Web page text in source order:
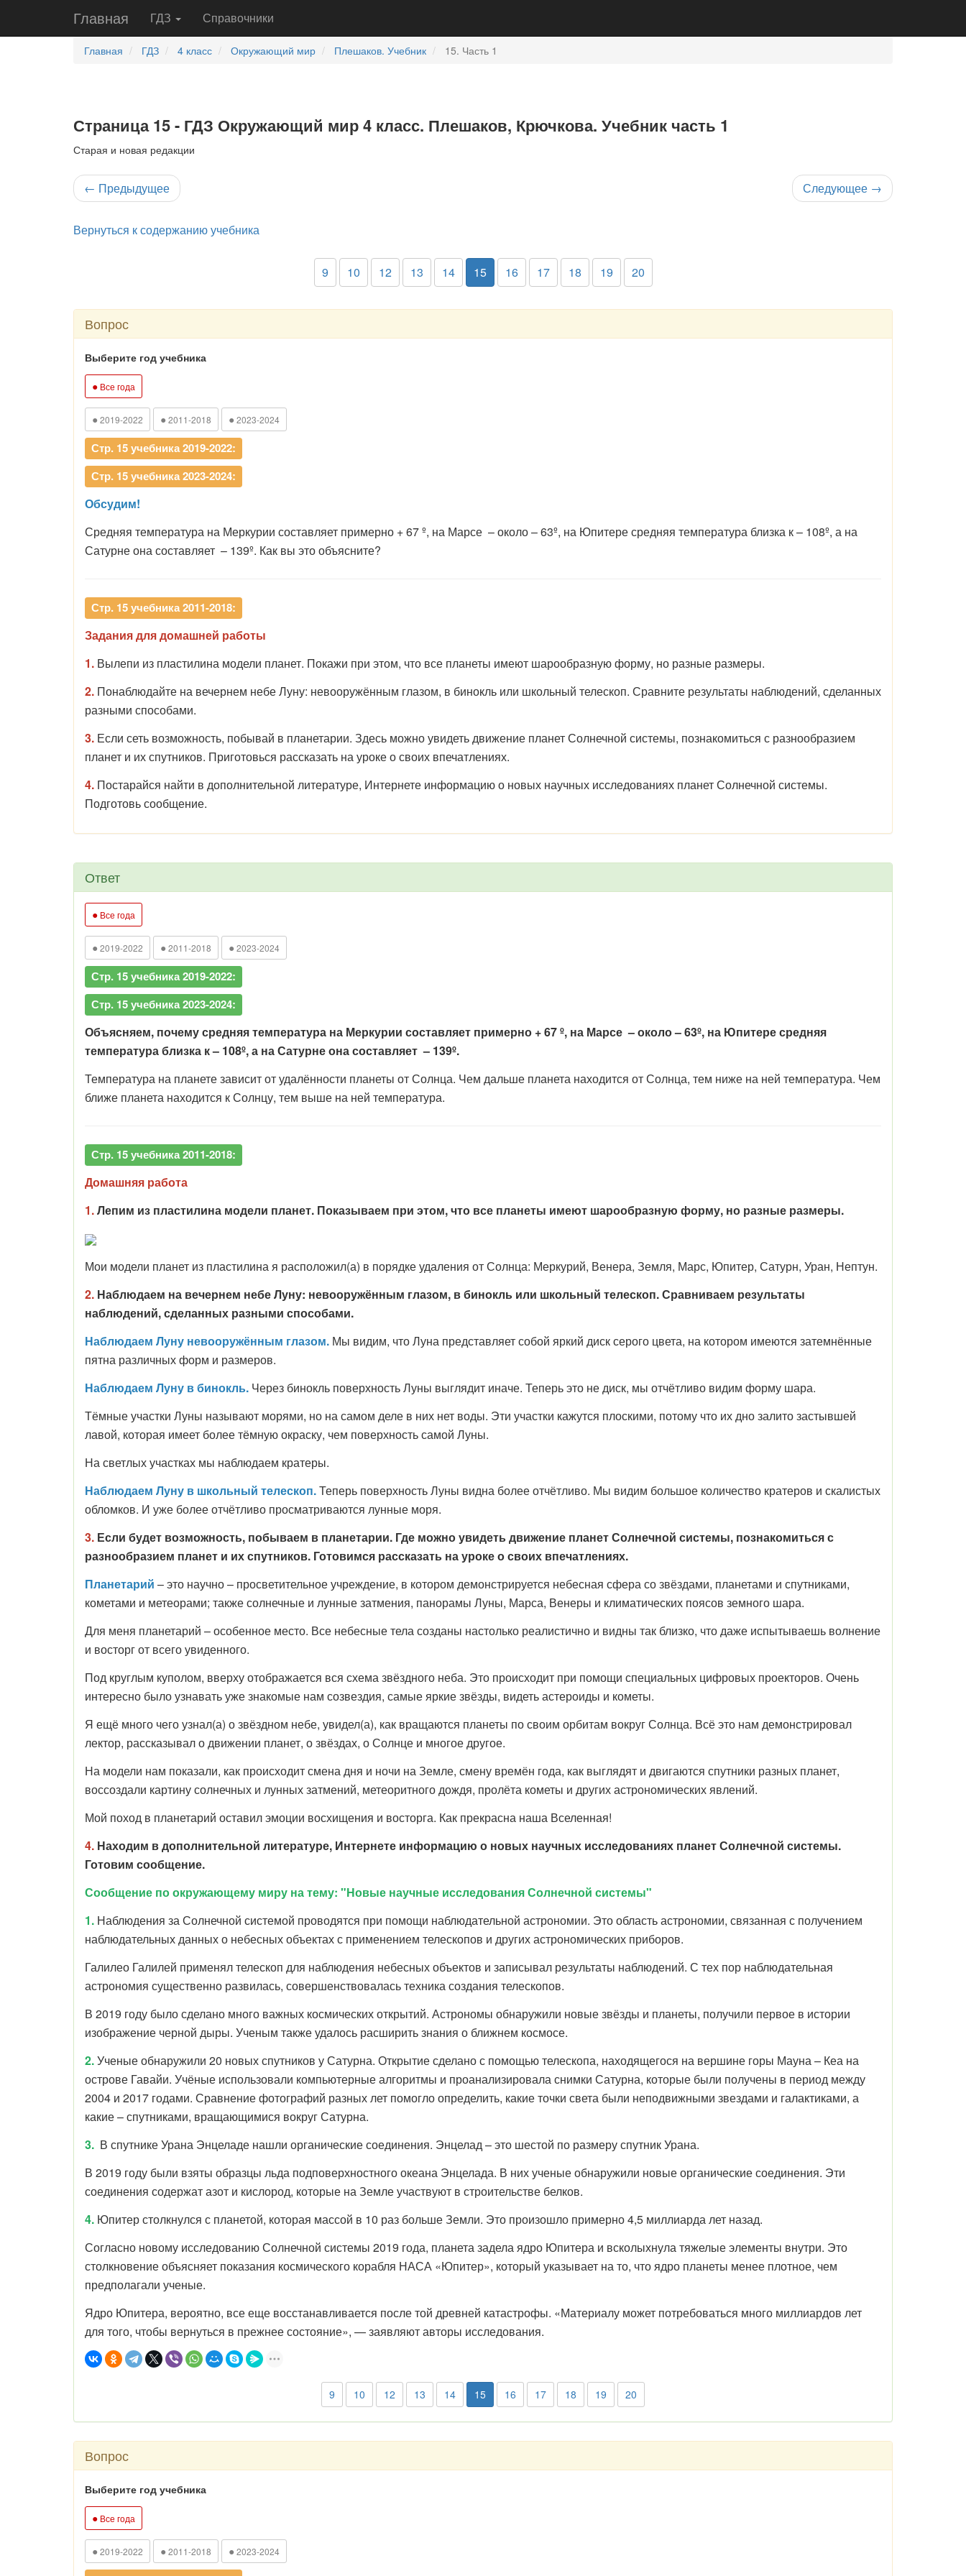
Главная ГДЗ Справочники
Главная ГДЗ 4 класс Окружающий мир Плешаков. Учебник 15. Часть 1
Страница 15 - ГДЗ Окружающий мир 4 класс. Плешаков, Крючкова. Учебник часть 1
Старая и новая редакции
← Предыдущее Следующее →
Вернуться к содержанию учебника
9 10 12 13 14 15 16 17 18 19 20
Вопрос
Выберите год учебника
● Все года
● 2019-2022 ● 2011-2018 ● 2023-2024
Стр. 15 учебника 2019-2022:
Стр. 15 учебника 2023-2024:
Обсудим!
Средняя температура на Меркурии составляет примерно + 67 º, на Марсе – около – 63º, на Юпитере средняя температура близка к – 108º, а на
Сатурне она составляет – 139º. Как вы это объясните?
Стр. 15 учебника 2011-2018:
Задания для домашней работы
1. Вылепи из пластилина модели планет. Покажи при этом, что все планеты имеют шарообразную форму, но разные размеры.
2. Понаблюдайте на вечернем небе Луну: невооружённым глазом, в бинокль или школьный телескоп. Сравните результаты наблюдений, сделанных
разными способами.
3. Если сеть возможность, побывай в планетарии. Здесь можно увидеть движение планет Солнечной системы, познакомиться с разнообразием
планет и их спутников. Приготовься рассказать на уроке о своих впечатлениях.
4. Постарайся найти в дополнительной литературе, Интернете информацию о новых научных исследованиях планет Солнечной системы.
Подготовь сообщение.
Ответ
● Все года
● 2019-2022 ● 2011-2018 ● 2023-2024
Стр. 15 учебника 2019-2022:
Стр. 15 учебника 2023-2024:
Объясняем, почему средняя температура на Меркурии составляет примерно + 67 º, на Марсе – около – 63º, на Юпитере средняя
температура близка к – 108º, а на Сатурне она составляет – 139º.
Температура на планете зависит от удалённости планеты от Солнца. Чем дальше планета находится от Солнца, тем ниже на ней температура. Чем
ближе планета находится к Солнцу, тем выше на ней температура.
Стр. 15 учебника 2011-2018:
Домашняя работа
1.Лепим из пластилина модели планет. Показываем при этом, что все планеты имеют шарообразную форму, но разные размеры.
Мои модели планет из пластилина я расположил(а) в порядке удаления от Солнца: Меркурий, Венера, Земля, Марс, Юпитер, Сатурн, Уран, Нептун.
2. Наблюдаем на вечернем небе Луну: невооружённым глазом, в бинокль или школьный телескоп. Сравниваем результаты
наблюдений, сделанных разными способами.
Наблюдаем Луну невооружённым глазом. Мы видим, что Луна представляет собой яркий диск серого цвета, на котором имеются затемнённые
пятна различных форм и размеров.
Наблюдаем Луну в бинокль. Через бинокль поверхность Луны выглядит иначе. Теперь это не диск, мы отчётливо видим форму шара.
Тёмные участки Луны называют морями, но на самом деле в них нет воды. Эти участки кажутся плоскими, потому что их дно залито застывшей
лавой, которая имеет более тёмную окраску, чем поверхность самой Луны.
На светлых участках мы наблюдаем кратеры.
Наблюдаем Луну в школьный телескоп.Теперь поверхность Луны видна более отчётливо. Мы видим большое количество кратеров и скалистых
обломков. И уже более отчётливо просматриваются лунные моря.
3. Если будет возможность, побываем в планетарии. Где можно увидеть движение планет Солнечной системы, познакомиться с
разнообразием планет и их спутников. Готовимся рассказать на уроке о своих впечатлениях.
Планетарий – это научно – просветительное учреждение, в котором демонстрируется небесная сфера со звёздами, планетами и спутниками,
кометами и метеорами; также солнечные и лунные затмения, панорамы Луны, Марса, Венеры и климатических поясов земного шара.
Для меня планетарий – особенное место. Все небесные тела созданы настолько реалистично и видны так близко, что даже испытываешь волнение
и восторг от всего увиденного.
Под круглым куполом, вверху отображается вся схема звёздного неба. Это происходит при помощи специальных цифровых проекторов. Очень
интересно было узнавать уже знакомые нам созвездия, самые яркие звёзды, видеть астероиды и кометы.
Я ещё много чего узнал(а) о звёздном небе, увидел(а), как вращаются планеты по своим орбитам вокруг Солнца. Всё это нам демонстрировал
лектор, рассказывал о движении планет, о звёздах, о Солнце и многое другое.
На модели нам показали, как происходит смена дня и ночи на Земле, смену времён года, как выглядят и двигаются спутники разных планет,
воссоздали картину солнечных и лунных затмений, метеоритного дождя, пролёта кометы и других астрономических явлений.
Мой поход в планетарий оставил эмоции восхищения и восторга. Как прекрасна наша Вселенная!
4. Находим в дополнительной литературе, Интернете информацию о новых научных исследованиях планет Солнечной системы.
Готовим сообщение.
Сообщение по окружающему миру на тему: "Новые научные исследования Солнечной системы"
1. Наблюдения за Солнечной системой проводятся при помощи наблюдательной астрономии. Это область астрономии, связанная с получением
наблюдательных данных о небесных объектах с применением телескопов и других астрономических приборов.
Галилео Галилей применял телескоп для наблюдения небесных объектов и записывал результаты наблюдений. С тех пор наблюдательная
астрономия существенно развилась, совершенствовалась техника создания телескопов.
В 2019 году было сделано много важных космических открытий. Астрономы обнаружили новые звёзды и планеты, получили первое в истории
изображение черной дыры. Ученым также удалось расширить знания о ближнем космосе.
2.Ученые обнаружили 20 новых спутников у Сатурна. Открытие сделано с помощью телескопа, находящегося на вершине горы Мауна – Кеа на
острове Гавайи. Учёные использовали компьютерные алгоритмы и проанализировала снимки Сатурна, которые были получены в период между
2004 и 2017 годами. Сравнение фотографий разных лет помогло определить, какие точки света были неподвижными звездами и галактиками, а
какие – спутниками, вращающимися вокруг Сатурна.
3. В спутнике Урана Энцеладе нашли органические соединения. Энцелад – это шестой по размеру спутник Урана.
В 2019 году были взяты образцы льда подповерхностного океана Энцелада. В них ученые обнаружили новые органические соединения. Эти
соединения содержат азот и кислород, которые на Земле участвуют в строительстве белков.
4. Юпитер столкнулся с планетой, которая массой в 10 раз больше Земли. Это произошло примерно 4,5 миллиарда лет назад.
Согласно новому исследованию Солнечной системы 2019 года, планета задела ядро Юпитера и всколыхнула тяжелые элементы внутри. Это
столкновение объясняет показания космического корабля НАСА «Юпитер», который указывает на то, что ядро планеты менее плотное, чем
предполагали ученые.
Ядро Юпитера, вероятно, все еще восстанавливается после той древней катастрофы. «Материалу может потребоваться много миллиардов лет
для того, чтобы вернуться в прежнее состояние», — заявляют авторы исследования.
9 10 12 13 14 15 16 17 18 19 20
Вопрос
Выберите год учебника
● Все года
● 2019-2022 ● 2011-2018 ● 2023-2024